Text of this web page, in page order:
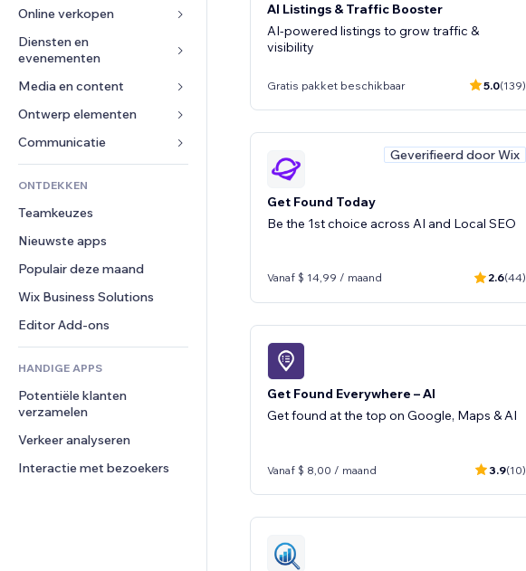
Online verkopen
Apps voor webshops
Verzending en levering
Verkoopknoppen
Online cursussen
Print on demand
Boekhouding
Coupons en loyaliteit
Opslagoplossingen
Dropshipping
Prijzen en abonnementen
Crowdfunding
Eten en drinken
Diensten en
evenementen
Hotels
Evenementen
Restaurants
Vastgoed
Boekingen
Media en content
Galerij
Muziek
Podcasts
Fotografie
Video
PDF
Bestanden delen
Nieuws
Ontwerp elementen
Kaarten en navigatie
Privacy en beveiliging
Ontime
Pagina templates
Afbeeldingseffecten
Knoppen en menu's
Banners en badges
Rekenmachines
Zoeken
Weer
Grafieken en tabellen
Formulieren
Enquêtes
Chat
Opmerkingen
Telefoonnummer
Community
Beoordelingen en testimonials
CRM
ONTDEKKEN
Teamkeuzes
Nieuwste apps
Populair deze maand
Wix Business Solutions
Editor Add-ons
HANDIGE APPS
Potentiële klanten
verzamelen
Verkeer analyseren
Interactie met bezoekers
AI Listings & Traffic Booster
AI-powered listings to grow traffic &
visibility
Gratis pakket beschikbaar 5.0(139)
Geverifieerd door Wix
Get Found Today
Be the 1st choice across AI and Local SEO
Vanaf $ 14,99 / maand 2.6(44)
Get Found Everywhere – AI
Get found at the top on Google, Maps & AI
Vanaf $ 8,00 / maand 3.9(10)